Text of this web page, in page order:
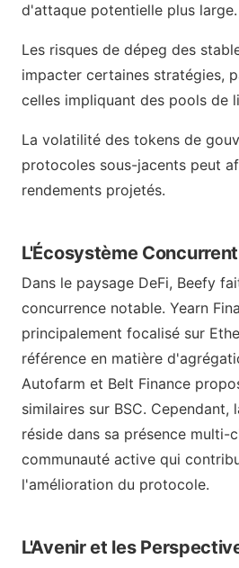
d'attaque potentielle plus large.
Les risques de dépeg des
impacter certaines stratégies,
celles impliquant des pools de
La volatilité des tokens de
protocoles sous-jacents peut
rendements projetés.
L'Écosystème
Dans le paysage DeFi, Beefy
concurrence notable. Yearn
principalement focalisé sur
référence en matière
Autofarm et Belt Finance
similaires sur BSC. Cependant,
réside dans sa présence multi-
communauté active qui
l'amélioration du protocole.
L'Avenir et les